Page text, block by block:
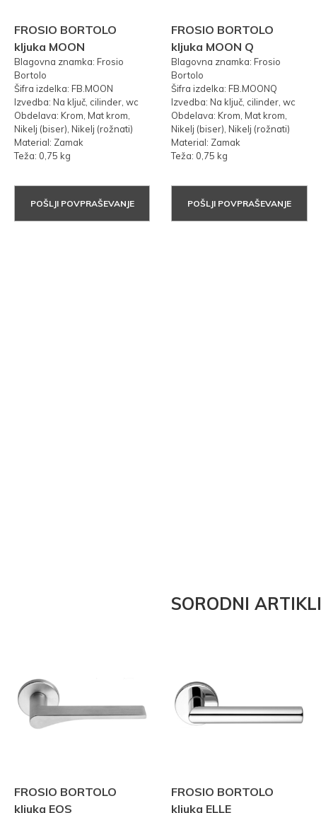
FROSIO BORTOLO
kljuka MOON
Blagovna znamka: Frosio
Bortolo
Šifra izdelka: FB.MOON
Izvedba: Na ključ, cilinder, wc
Obdelava: Krom, Mat krom,
Nikelj (biser), Nikelj (rožnati)
Material: Zamak
Teža: 0,75 kg
POŠLJI POVPRAŠEVANJE
FROSIO BORTOLO
kljuka MOON Q
Blagovna znamka: Frosio
Bortolo
Šifra izdelka: FB.MOONQ
Izvedba: Na ključ, cilinder, wc
Obdelava: Krom, Mat krom,
Nikelj (biser), Nikelj (rožnati)
Material: Zamak
Teža: 0,75 kg
POŠLJI POVPRAŠEVANJE
SORODNI ARTIKLI
FROSIO BORTOLO
kljuka EOS
FROSIO BORTOLO
kljuka ELLE